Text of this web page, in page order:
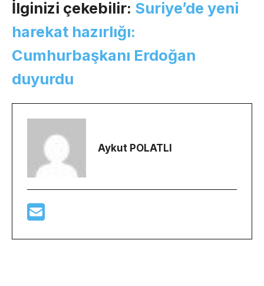
İlginizi çekebilir: Suriye’de yeni
harekat hazırlığı:
Cumhurbaşkanı Erdoğan
duyurdu
Aykut POLATLI